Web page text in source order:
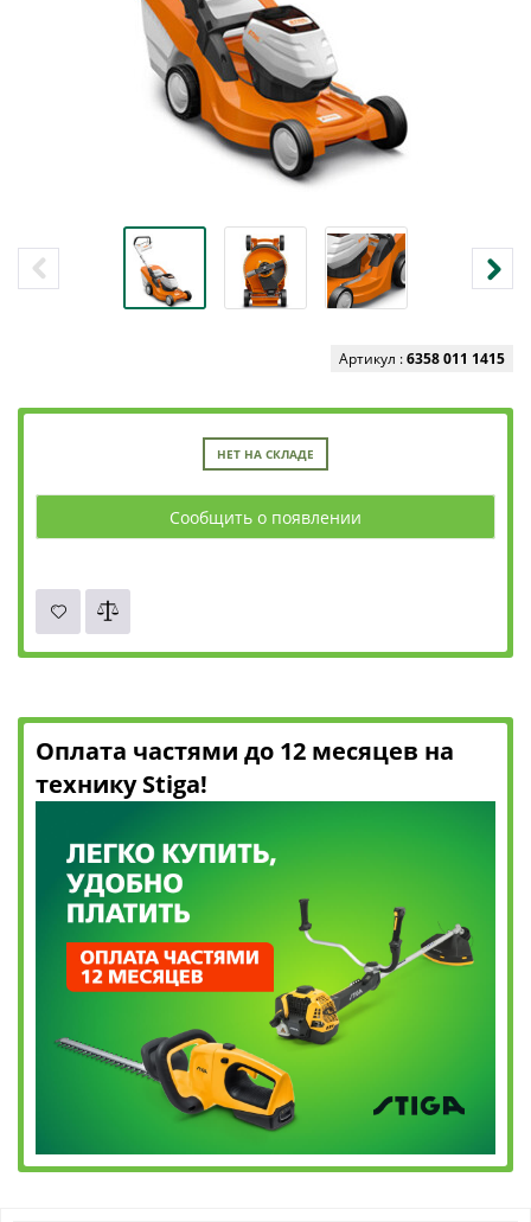
Артикул :6358 011 1415
НЕТ НА СКЛАДЕ
Сообщить о появлении
Оплата частями до 12 месяцев на
технику Stiga!